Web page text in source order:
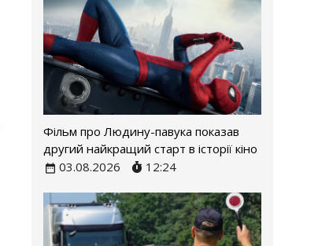
Фільм про Людину-павука показав
другий найкращий старт в історії кіно
03.08.2026
12:24